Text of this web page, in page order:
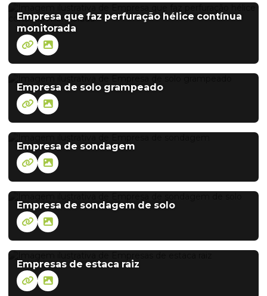
Empresa que faz perfuração hélice contínua
monitorada
Empresa de solo grampeado
Empresa de sondagem
Empresa de sondagem de solo
Empresas de estaca raiz